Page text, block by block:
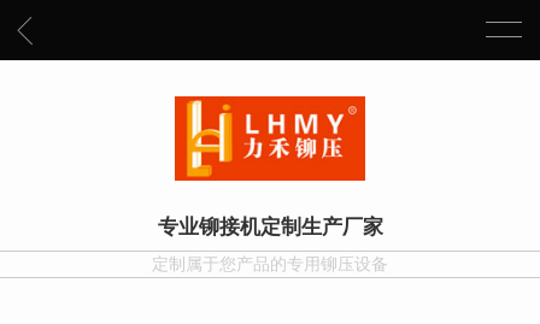
专业铆接机定制生产厂家
定制属于您产品的专用铆压设备